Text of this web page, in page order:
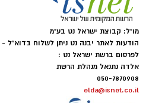
באליצור יבנה ציינו כי
הדמויות הבולטות בתולדות
שיתף מניסיונו העשיר
להמשך העשייה למען קידום
מאות הילדים ובני הנוער
מו"ל: קבוצת ישראל נט בע"מ
הודעות לאתר יבנה נט ניתן לשלוח בדוא"ל -
לפרסום ברשת ישראל נט :
אלדה נתנאל מנהלת הרשת
050-7870908
elda@isnet.co.il